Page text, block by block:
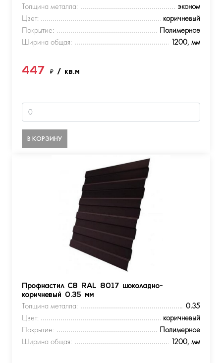
Толщина металла:
эконом
Цвет:
коричневый
Покрытие:
Полимерное
Ширина общая:
1200, мм
447 ₽ / кв.м
В КОРЗИНУ
Профнастил С8 RAL 8017 шоколадно-
коричневый 0.35 мм
Толщина металла:
0.35
Цвет:
коричневый
Покрытие:
Полимерное
Ширина общая:
1200, мм